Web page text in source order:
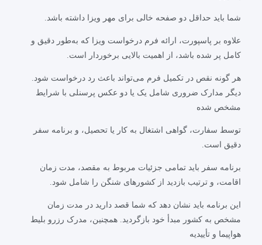
شما باید حداقل دو صفحه خالی برای مهر ویزا داشته باشد.
علاوه بر پاسپورت، ارائه فرم درخواست ویزا که به‌طور دقیق و
کامل پر شده باشد، از اهمیت بالایی برخوردار است.
هر گونه نقص در تکمیل فرم می‌تواند باعث رد درخواست شود.
دیگر مدارک ضروری شامل یک یا دو عکس پرسنلی با شرایط
مشخص شده
توسط سفارت، گواهی اشتغال به کار یا تحصیل، و برنامه سفر
دقیق است.
برنامه سفر باید تمامی جزئیات مربوط به مقصد، مدت زمان
اقامت، و ترتیب بازدید از کشورهای شنگن را شامل شود.
این برنامه باید نشان دهد که شما قصد دارید در مدت زمان
مشخص به کشور مبدأ خود بازگردید. همچنین، مدرک رزرو بلیط
هواپیما و تأییدیه